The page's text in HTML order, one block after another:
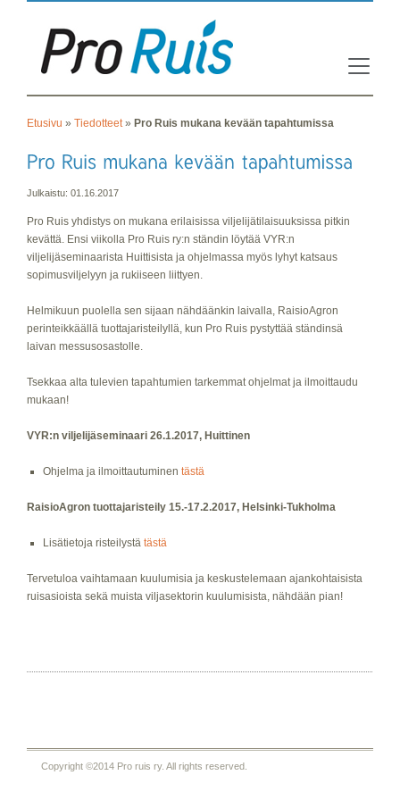
Etusivu » Tiedotteet» Pro Ruis mukana kevään tapahtumissa
Julkaistu: 01.16.2017
Pro Ruis yhdistys on mukana erilaisissa viljelijätilaisuuksissa pitkin
kevättä. Ensi viikolla Pro Ruis ry:n ständin löytää VYR:n
viljelijäseminaarista Huittisista ja ohjelmassa myös lyhyt katsaus
sopimusviljelyyn ja rukiiseen liittyen.
Helmikuun puolella sen sijaan nähdäänkin laivalla, RaisioAgron
perinteikkäällä tuottajaristeilyllä, kun Pro Ruis pystyttää ständinsä
laivan messusosastolle.
Tsekkaa alta tulevien tapahtumien tarkemmat ohjelmat ja ilmoittaudu
mukaan!
VYR:n viljelijäseminaari 26.1.2017, Huittinen
Ohjelma ja ilmoittautuminen tästä
RaisioAgron tuottajaristeily 15.-17.2.2017, Helsinki-Tukholma
Lisätietoja risteilystä tästä
Tervetuloa vaihtamaan kuulumisia ja keskustelemaan ajankohtaisista
ruisasioista sekä muista viljasektorin kuulumisista, nähdään pian!
Copyright ©2014 Pro ruis ry. All rights reserved.